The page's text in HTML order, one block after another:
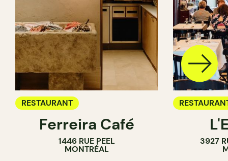
RESTAURANT
Ferreira Café
1446 RUE PEEL
MONTRÉAL
3927